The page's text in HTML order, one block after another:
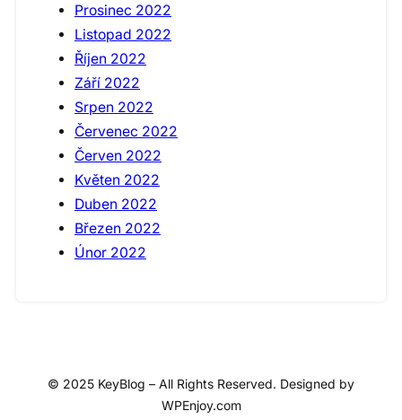
Prosinec 2022
Listopad 2022
Říjen 2022
Září 2022
Srpen 2022
Červenec 2022
Červen 2022
Květen 2022
Duben 2022
Březen 2022
Únor 2022
© 2025 KeyBlog – All Rights Reserved. Designed by
WPEnjoy.com